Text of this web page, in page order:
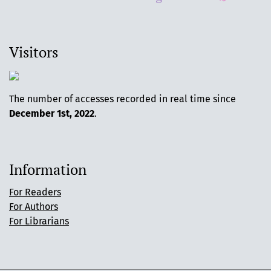
Visitors
The number of accesses recorded in real time since
December 1st, 2022.
Information
For Readers
For Authors
For Librarians